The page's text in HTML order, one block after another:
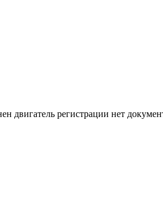
двигатель регистрации нет